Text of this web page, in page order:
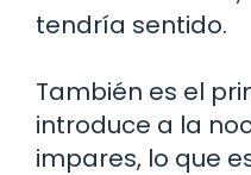
tendría sentido.
También es el
introduce a la
impares, lo que